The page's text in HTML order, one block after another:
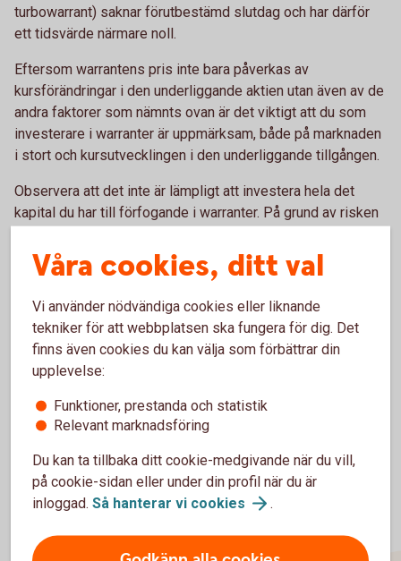
turbowarrant) saknar förutbestämd slutdag och har därför
ett tidsvärde närmare noll.
Eftersom warrantens pris inte bara påverkas av
kursförändringar i den underliggande aktien utan även av de
andra faktorer som nämnts ovan är det viktigt att du som
investerare i warranter är uppmärksam, både på marknaden
i stort och kursutvecklingen i den underliggande tillgången.
Observera att det inte är lämpligt att investera hela det
kapital du har till förfogande i warranter. På grund av risken
lämpligt att investera ett mindre belopp i warranter och
resterande belopp i säkrare placeringar.
Den som köper en warrant tar en kreditrisk på utfärdaren.
Risken finns att utfärdaren inte kan fullgöra sitt åtagande på
slutdagen. När du tänker handla warranter är det därför
viktigt att handla av utfärdare med hög kreditvärdighet.
Våra cookies, ditt val
Vi använder nödvändiga cookies eller liknande
tekniker för att webbplatsen ska fungera för dig. Det
finns även cookies du kan välja som förbättrar din
upplevelse:
Funktioner, prestanda och statistik
Relevant marknadsföring
Du kan ta tillbaka ditt cookie-medgivande när du vill,
på cookie-sidan eller under din profil när du är
inloggad. Så hanterar vi cookies .